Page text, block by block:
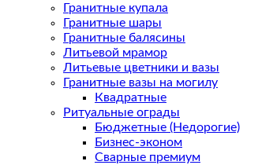
Гранитные купала
Гранитные шары
Гранитные балясины
Литьевой мрамор
Литьевые цветники и вазы
Гранитные вазы на могилу
Квадратные
Ритуальные ограды
Бюджетные (Недорогие)
Бизнес-эконом
Сварные премиум